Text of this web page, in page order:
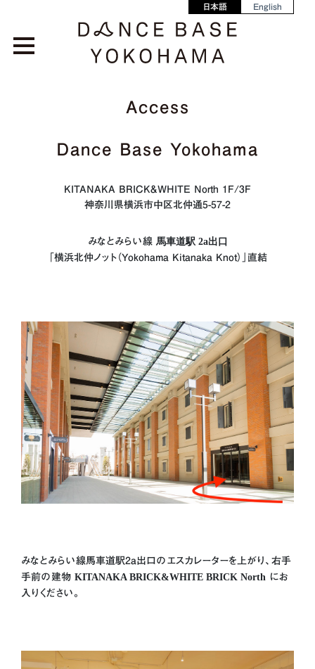
日本語 English
Access
Dance Base Yokohama
KITANAKA BRICK&WHITE North 1F/3F
神奈川県横浜市中区北仲通5-57-2
みなとみらい線 馬車道駅 2a出口
「横浜北仲ノット（Yokohama Kitanaka Knot）」直結
みなとみらい線馬車道駅2a出口のエスカレーターを上がり、右手
手前の建物 KITANAKA BRICK&WHITE BRICK North にお
入りください。